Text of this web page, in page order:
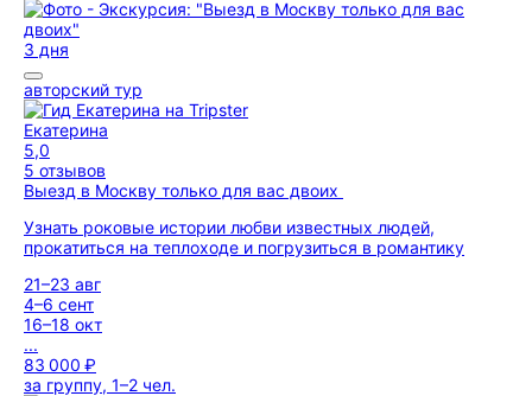
3 дня
авторский тур
Екатерина
5,0
5 отзывов
Выезд в Москву только для вас двоих
Узнать роковые истории любви известных людей,
прокатиться на теплоходе и погрузиться в романтику
21–23 авг
4–6 сент
16–18 окт
...
83 000 ₽
за группу, 1–2 чел.